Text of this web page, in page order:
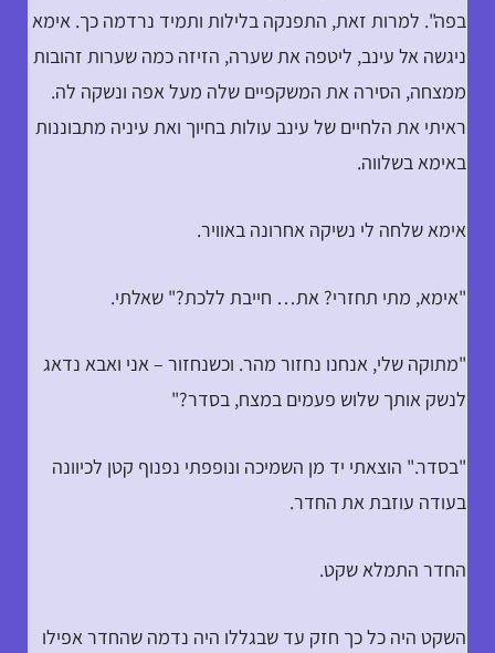
בפה". למרות זאת, התפנקה בלילות ותמיד נרדמה כך. אימא
ניגשה אל עינב, ליטפה את שערה, הזיזה כמה שערות זהובות
ממצחה, הסירה את המשקפיים שלה מעל אפה ונשקה לה.
ראיתי את הלחיים של עינב עולות בחיוך ואת עיניה מתבוננות
באימא בשלווה.
אימא שלחה לי נשיקה אחרונה באוויר.
"אימא, מתי תחזרי? את… חייבת ללכת?" שאלתי.
"מתוקה שלי, אנחנו נחזור מהר. וכשנחזור – אני ואבא נדאג
לנשק אותך שלוש פעמים במצח, בסדר?"
"בסדר." הוצאתי יד מן השמיכה ונופפתי נפנוף קטן לכיוונה
בעודה עוזבת את החדר.
החדר התמלא שקט.
השקט היה כל כך חזק עד שבגללו היה נדמה שהחדר אפילו